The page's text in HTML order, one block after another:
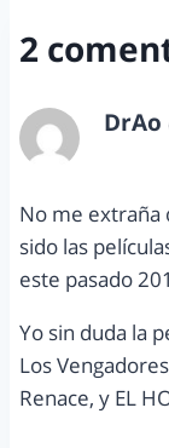
2
DrAo
No me extraña
sido las
este pasado
Yo sin duda la
Los
Renace, y EL